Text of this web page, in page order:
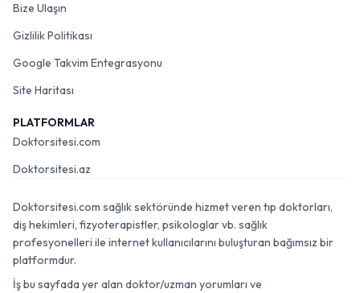
Bize Ulaşın
Gizlilik Politikası
Google Takvim Entegrasyonu
Site Haritası
PLATFORMLAR
Doktorsitesi.com
Doktorsitesi.az
Doktorsitesi.com sağlık sektöründe hizmet veren tıp doktorları,
diş hekimleri, fizyoterapistler, psikologlar vb. sağlık
profesyonelleri ile internet kullanıcılarını buluşturan bağımsız bir
platformdur.
İş bu sayfada yer alan doktor/uzman yorumları ve